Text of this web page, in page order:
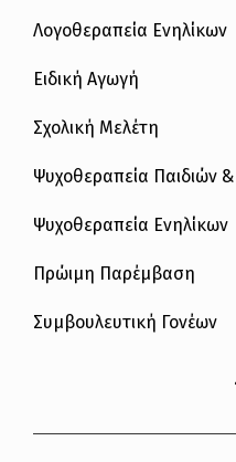
Λογοθεραπεία Ενηλίκων
Ειδική Αγωγή
Σχολική Μελέτη
Ψυχοθεραπεία Παιδιών
Ψυχοθεραπεία Ενηλίκων
Πρώιμη Παρέμβαση
Συμβουλευτική Γονέων